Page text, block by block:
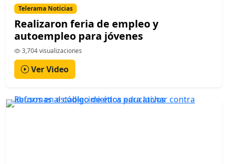
Telerama Noticias
Realizaron feria de empleo y
autoempleo para jóvenes
3,704 visualizaciones
Ver Video